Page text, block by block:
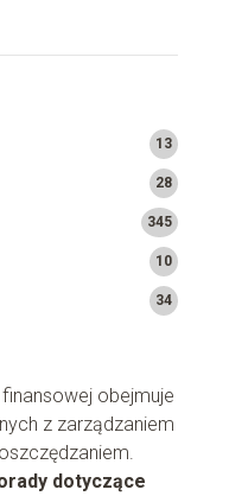
13
28
345
10
34
obejmuje
z zarządzaniem
dotyczące